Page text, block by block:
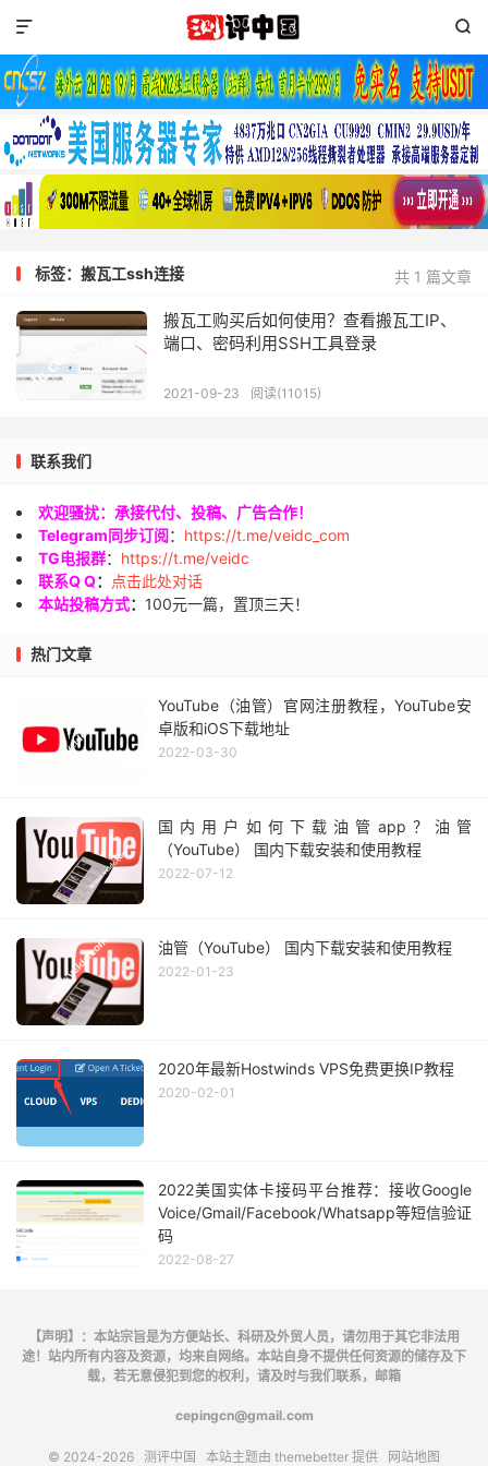


共 1 篇文章
标签：搬瓦工ssh连接
搬瓦工购买后如何使用？查看搬瓦工IP、
端口、密码利用SSH工具登录
2021-09-23 阅读(11015)
联系我们
欢迎骚扰：承接代付、投稿、广告合作！
Telegram同步订阅： https://t.me/veidc_com
TG电报群： https://t.me/veidc
联系Q Q：
点击此处对话
本站投稿方式： 100元一篇，置顶三天！
热门文章
YouTube（油管）官网注册教程，YouTube安
卓版和iOS下载地址
2022-03-30
国内用户如何下载油管app？油管
（YouTube） 国内下载安装和使用教程
2022-07-12
油管（YouTube） 国内下载安装和使用教程
2022-01-23
2020年最新Hostwinds VPS免费更换IP教程
2020-02-01
2022美国实体卡接码平台推荐：接收Google
Voice/Gmail/Facebook/Whatsapp等短信验证
码
2022-08-27
【声明】：本站宗旨是为方便站长、科研及外贸人员，请勿用于其它非法用
途！站内所有内容及资源，均来自网络。本站自身不提供任何资源的储存及下
载，若无意侵犯到您的权利，请及时与我们联系，邮箱
cepingcn@gmail.com
© 2024-2026 测评中国 本站主题由 themebetter 提供 网站地图